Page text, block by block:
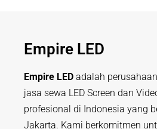
Empire LED
Empire LED adalah
jasa sewa LED Screen dan
profesional di Indonesia yang
Jakarta. Kami berkomitmen